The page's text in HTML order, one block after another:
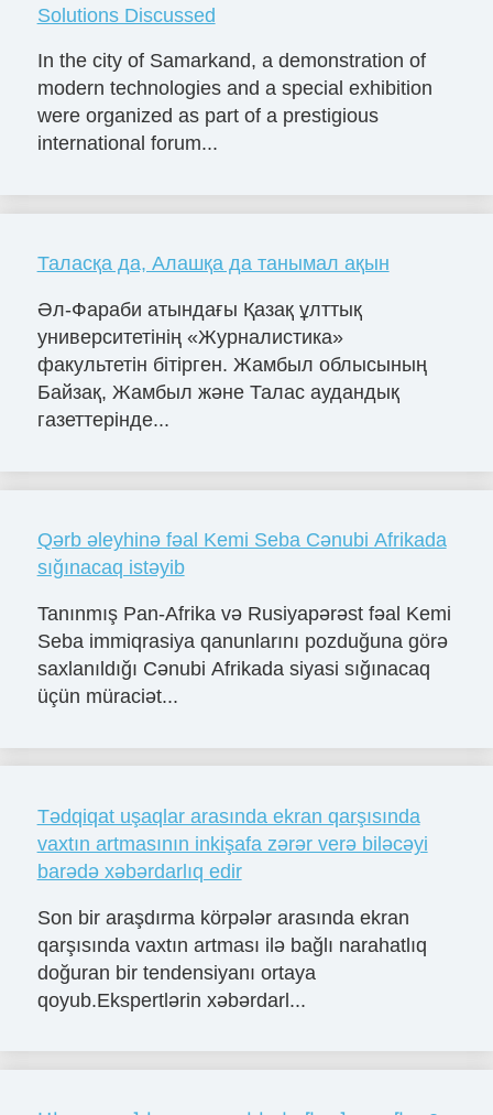
Solutions Discussed
In the city of Samarkand, a demonstration of
modern technologies and a special exhibition
were organized as part of a prestigious
international forum...
Таласқа да, Алашқа да танымал ақын
Әл-Фараби атындағы Қазақ ұлттық
университетінің «Журналистика»
факультетін бітірген. Жамбыл облысының
Байзақ, Жамбыл және Талас аудандық
газеттерінде...
Qərb əleyhinə fəal Kemi Seba Cənubi Afrikada
sığınacaq istəyib
Tanınmış Pan-Afrika və Rusiyapərəst fəal Kemi
Seba immiqrasiya qanunlarını pozduğuna görə
saxlanıldığı Cənubi Afrikada siyasi sığınacaq
üçün müraciət...
Tədqiqat uşaqlar arasında ekran qarşısında
vaxtın artmasının inkişafa zərər verə biləcəyi
barədə xəbərdarlıq edir
Son bir araşdırma körpələr arasında ekran
qarşısında vaxtın artması ilə bağlı narahatlıq
doğuran bir tendensiyanı ortaya
qoyub.Ekspertlərin xəbərdarl...